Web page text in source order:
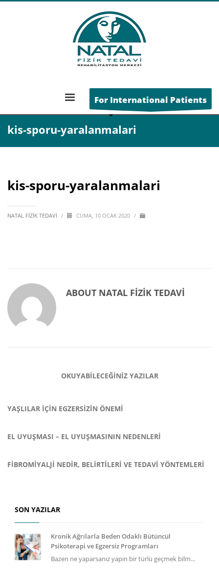
For International Patients
Kayak Yaralanmaları
KIS-SPORU-YARALANMALARI
kis-sporu-yaralanmalari
kis-sporu-yaralanmalari
NATAL FIZIK TEDAVI / CUMA, 10 OCAK 2020 /
ABOUT NATAL FIZIK TEDAVI
OKUYABILECEĞINIZ YAZILAR
YAŞLILAR İÇIN EGZERSIZIN ÖNEMI
EL UYUŞMASI – EL UYUŞMASININ NEDENLERI
FIBROMIYALJI NEDIR, BELIRTILERI VE TEDAVI YÖNTEMLERI
SON YAZILAR
Kronik Ağrılarla Beden Odaklı Bütüncül
Psikoterapi ve Egzersiz Programları
Bazen ne yaparsanız yapın bir türlü geçmek bilm...